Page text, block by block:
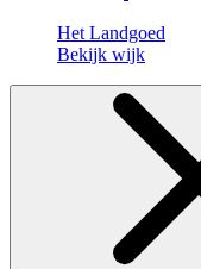
Het Landgoed
Bekijk wijk